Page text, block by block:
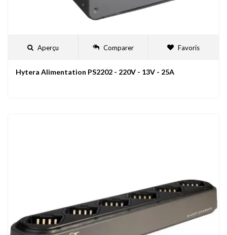
Aperçu Comparer Favoris
Hytera Alimentation PS2202 - 220V - 13V - 25A